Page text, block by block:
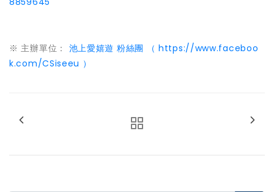
※ 主辦單位： 池上愛嬉遊 粉絲團 （ https://www.faceboo
k.com/CSiseeu ）